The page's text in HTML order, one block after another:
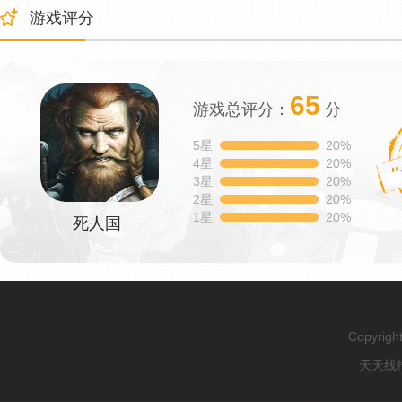
游戏评分
死人国
游戏总评分： 65 分
5星
20%
4星
20%
3星
20%
2星
20%
1星
20%
天天线